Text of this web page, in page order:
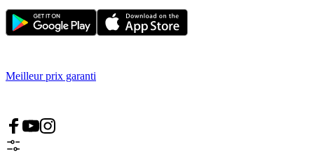
Meilleur prix garanti